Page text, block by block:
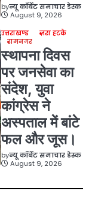
byन्यू कॉर्बेट समाचार डेस्क
August 9, 2026
उत्तराखण्ड
ज़रा हटके
रामनगर
स्थापना दिवस
पर जनसेवा का
संदेश, युवा
कांग्रेस ने
अस्पताल में बांटे
फल और जूस।
byन्यू कॉर्बेट समाचार डेस्क
August 9, 2026